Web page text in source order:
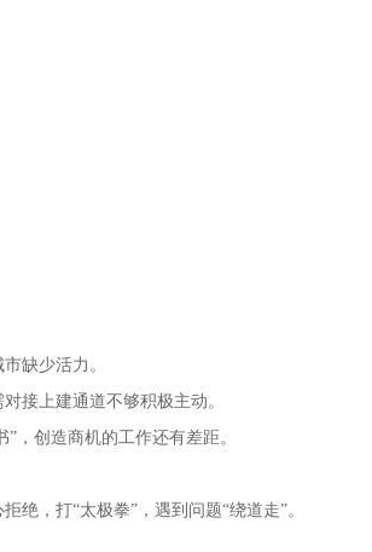
缺少活力。
接上建通道不够积极主动。
，创造商机的工作还有差距。
绝，打“太极拳”，遇到问题“绕道走”。